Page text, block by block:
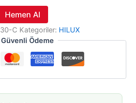
Hemen Al
C Kategoriler: HILUX
Güvenli Ödeme